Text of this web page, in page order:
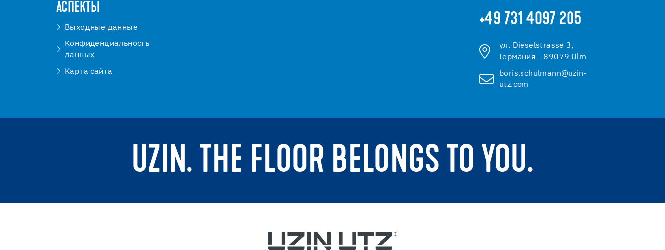
АСПЕКТЫ
Bыходные данные
Kонфиденциальность
данных
Kарта сайта
+49 731 4097 205
ул. Dieselstrasse 3,
Германия - 89079 Ulm
boris.schulmann@uzin-
utz.com
UZIN. THE FLOOR BELONGS TO YOU.